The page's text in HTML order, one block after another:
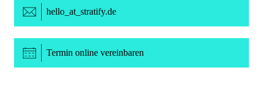
hello _at_ stratify.de
Termin online vereinbaren